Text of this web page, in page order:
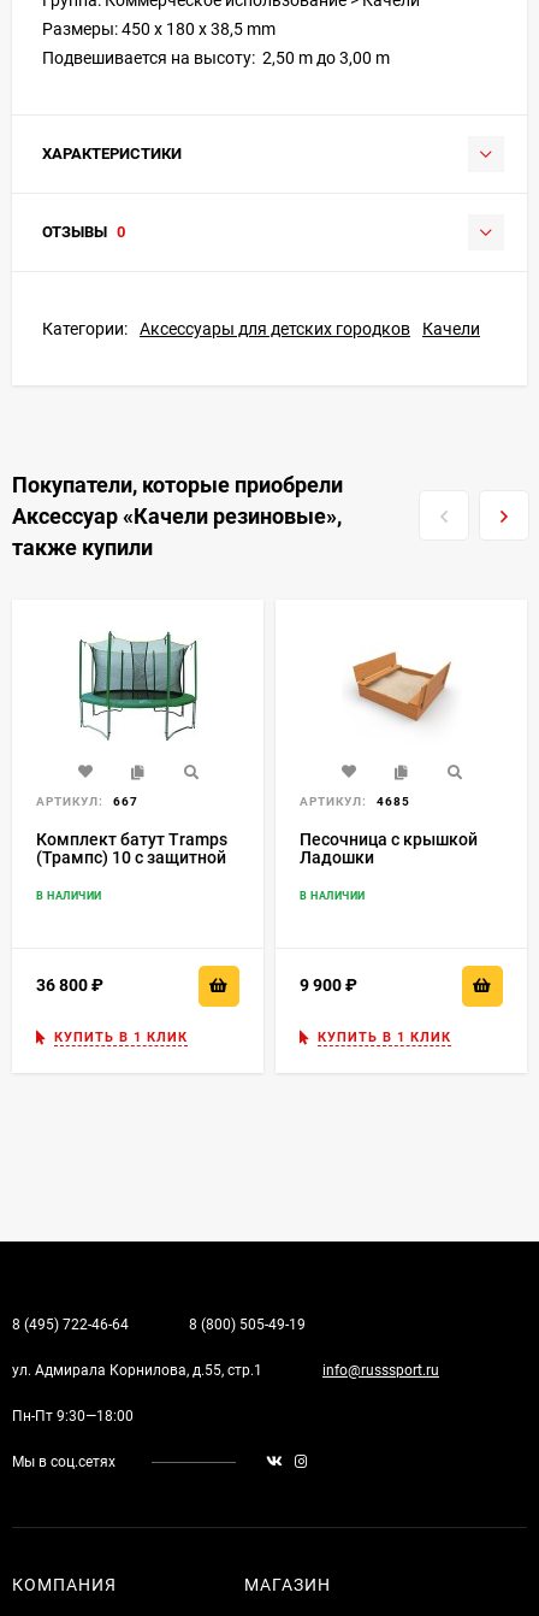
Размеры: 450 x 180 x 38,5 mm
Подвешивается на высоту: 2,50 m до 3,00 m
ХАРАКТЕРИСТИКИ
ОТЗЫВЫ 0
Категории: Аксессуары для детских городков Качели
Покупатели, которые приобрели
Аксессуар «Качели резиновые»,
также купили
АРТИКУЛ: 667
Комплект батут Tramps
(Трампс) 10 с защитной
В НАЛИЧИИ
36 800
КУПИТЬ В 1 КЛИК
АРТИКУЛ: 4685
Песочница с крышкой
Ладошки
В НАЛИЧИИ
9 900
КУПИТЬ В 1 КЛИК
8 (495) 722-46-64 8 (800) 505-49-19
ул. Адмирала Корнилова, д.55, стр.1 info@russsport.ru
Пн-Пт 9:30—18:00
Мы в соц.сетях
КОМПАНИЯ МАГАЗИН